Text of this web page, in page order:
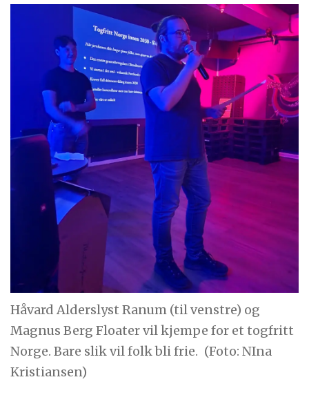
Håvard Alderslyst Ranum (til venstre) og
Magnus Berg Floater vil kjempe for et togfritt
Norge. Bare slik vil folk bli frie. (Foto: NIna
Kristiansen)